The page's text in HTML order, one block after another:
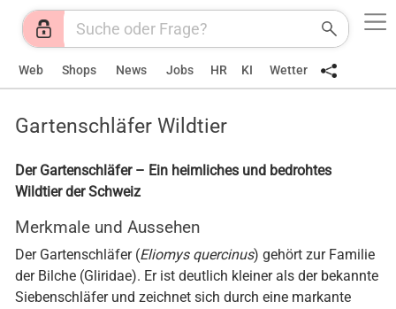
Web Shops News Jobs HR KI Wetter
Gartenschläfer Wildtier
Der Gartenschläfer – Ein heimliches und bedrohtes
Wildtier der Schweiz
Merkmale und Aussehen
Der Gartenschläfer (Eliomys quercinus) gehört zur Familie
der Bilche (Gliridae). Er ist deutlich kleiner als der bekannte
Siebenschläfer und zeichnet sich durch eine markante